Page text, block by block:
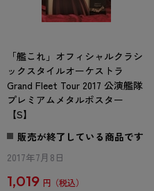
「艦これ」オフィシャルクラシ
ックスタイルオーケストラ
Grand Fleet Tour 2017 公演艦隊
プレミアムメタルポスター
【S】
販売が終了している商品です
2017年7月8日
1,019 円